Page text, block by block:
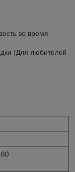
во время
(Для любителей